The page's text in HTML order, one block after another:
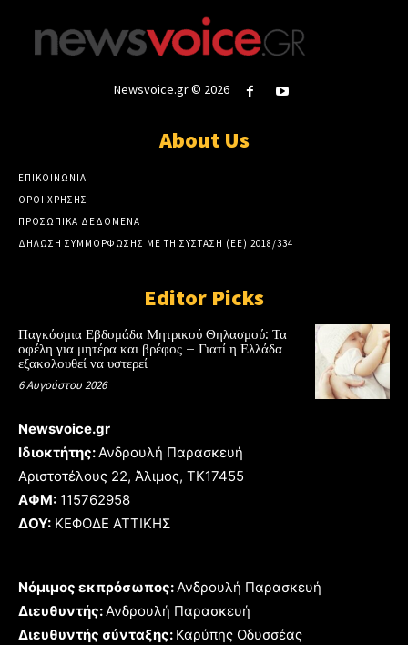
Newsvoice.gr © 2026
About Us
ΕΠΙΚΟΙΝΩΝΙΑ
ΟΡΟΙ ΧΡΗΣΗΣ
ΠΡΟΣΩΠΙΚΑ ΔΕΔΟΜΕΝΑ
ΔΗΛΩΣΗ ΣΥΜΜΟΡΦΩΣΗΣ ΜΕ ΤΗ ΣΥΣΤΑΣΗ (ΕΕ) 2018/334
Editor Picks
Παγκόσμια Εβδομάδα Μητρικού Θηλασμού: Τα
οφέλη για μητέρα και βρέφος – Γιατί η Ελλάδα
εξακολουθεί να υστερεί
6 Αυγούστου 2026
Newsvoice.gr
Ιδιοκτήτης: Ανδρουλή Παρασκευή
Αριστοτέλους 22, Άλιμος, TK17455
ΑΦΜ: 115762958
ΔΟΥ: ΚΕΦΟΔΕ ΑΤΤΙΚΗΣ
Νόμιμος εκπρόσωπος: Ανδρουλή Παρασκευή
Διευθυντής: Ανδρουλή Παρασκευή
Διευθυντής σύνταξης: Καρύπης Οδυσσέας